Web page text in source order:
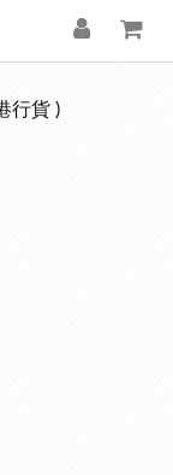
行貨 )